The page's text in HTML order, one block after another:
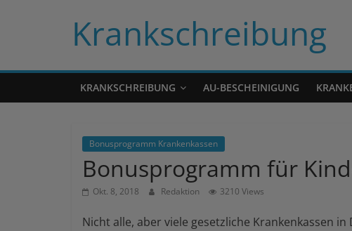
Krankschreibung
KRANKSCHREIBUNG AU-BESCHEINIGUNG
Bonusprogramm Krankenkassen
Bonusprogramm für
Okt. 8, 2018 Redaktion 3210 Views
Nicht alle, aber viele gesetzliche Krankenkassen